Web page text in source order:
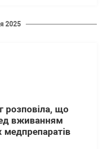
2025
розповіла, що
вживанням
медпрепаратів